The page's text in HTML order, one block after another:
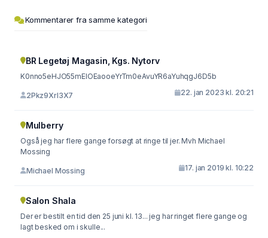
Kommentarer fra samme kategori
BR Legetøj Magasin, Kgs. Nytorv
K0nno5eHJO55mElOEaooeYrTm0eAvuYR6aYuhqgJ6D5b
2Pkz9Xrl3X7 22. jan 2023 kl. 20:21
Mulberry
Også jeg har flere gange forsøgt at ringe til jer. Mvh Michael
Mossing
Michael Mossing 17. jan 2019 kl. 10:22
Salon Shala
Der er bestilt en tid den 25 juni kl. 13... jeg har ringet flere gange og
lagt besked om i skulle...